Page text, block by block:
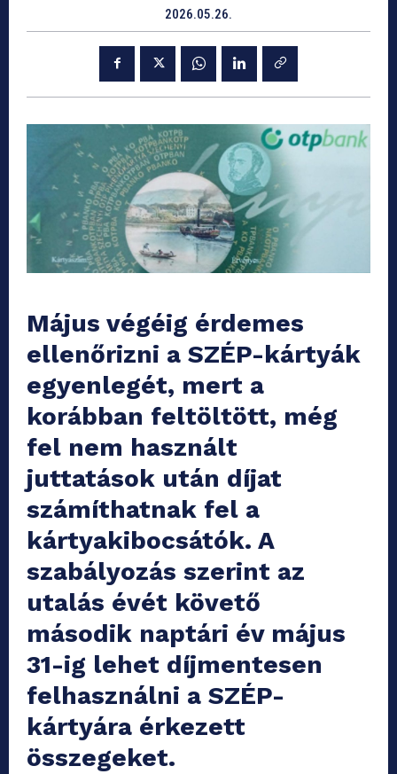
2026.05.26.
Május végéig érdemes
ellenőrizni a SZÉP-kártyák
egyenlegét, mert a
korábban feltöltött, még
fel nem használt
juttatások után díjat
számíthatnak fel a
kártyakibocsátók. A
szabályozás szerint az
utalás évét követő
második naptári év május
31-ig lehet díjmentesen
felhasználni a SZÉP-
kártyára érkezett
összegeket.